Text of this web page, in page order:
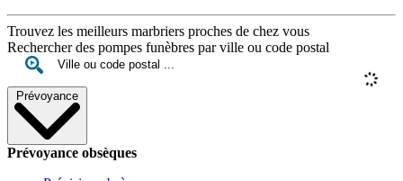
Trouvez les meilleurs marbriers proches de chez vous
Rechercher des pompes funèbres par ville ou code postal
Prévoyance
Prévoyance obsèques